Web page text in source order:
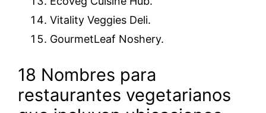
Vitality Veggies Deli.
GourmetLeaf Noshery.
18 Nombres para
restaurantes vegetarianos